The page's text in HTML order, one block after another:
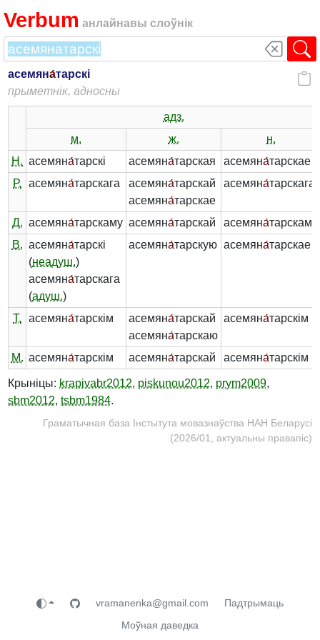
Verbum анлайнавы слоўнік
асемяна́тарскі
прыметнік, адносны
адз.
м.
ж.
н.
Н. асемяна́тарскі асемяна́тарская асемяна́тарскае
Р.
асемяна́тарскага асемяна́тарскай
асемяна́тарскае
асемяна́тарскага
Д. асемяна́тарскаму асемяна́тарскай асемяна́тарскаму
В. асемяна́тарскі
(неадуш.)
асемяна́тарскага
(адуш.)
асемяна́тарскую асемяна́тарскае
Т. асемяна́тарскім асемяна́тарскай
асемяна́тарскаю
асемяна́тарскім
М. асемяна́тарскім асемяна́тарскай асемяна́тарскім
Крыніцы: krapivabr2012, piskunou2012, prym2009,
sbm2012, tsbm1984.
Граматычная база Інстытута мовазнаўства НАН Беларусі
(2026/01, актуальны правапіс)
vramanenka@gmail.com
Падтрымаць
Моўная даведка